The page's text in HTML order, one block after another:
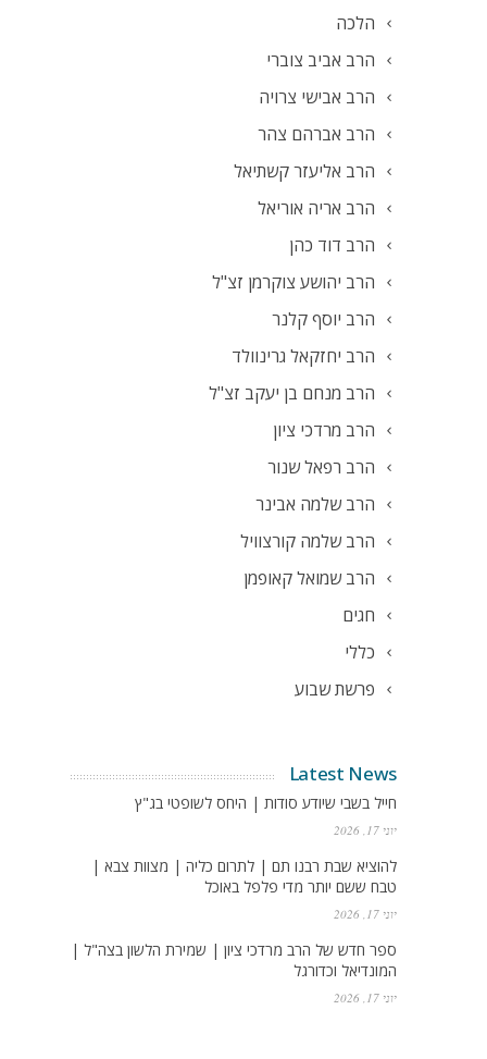
הלכה
הרב אביב צוברי
הרב אבישי צרויה
הרב אברהם צהר
הרב אליעזר קשתיאל
הרב אריה אוריאל
הרב דוד כהן
הרב יהושע צוקרמן זצ"ל
הרב יוסף קלנר
הרב יחזקאל גרינוולד
הרב מנחם בן יעקב זצ"ל
הרב מרדכי ציון
הרב רפאל שנור
הרב שלמה אבינר
הרב שלמה קורצוויל
הרב שמואל קאופמן
חגים
כללי
פרשת שבוע
Latest News
חייל בשבי שיודע סודות | היחס לשופטי בג"ץ
יוני 17, 2026
להוציא שבת רבנו תם | לתרום כליה | מצוות צבא |
טבח ששם יותר מדי פלפל באוכל
יוני 17, 2026
ספר חדש של הרב מרדכי ציון | שמירת הלשון בצה"ל |
המונדיאל וכדורגל
יוני 17, 2026